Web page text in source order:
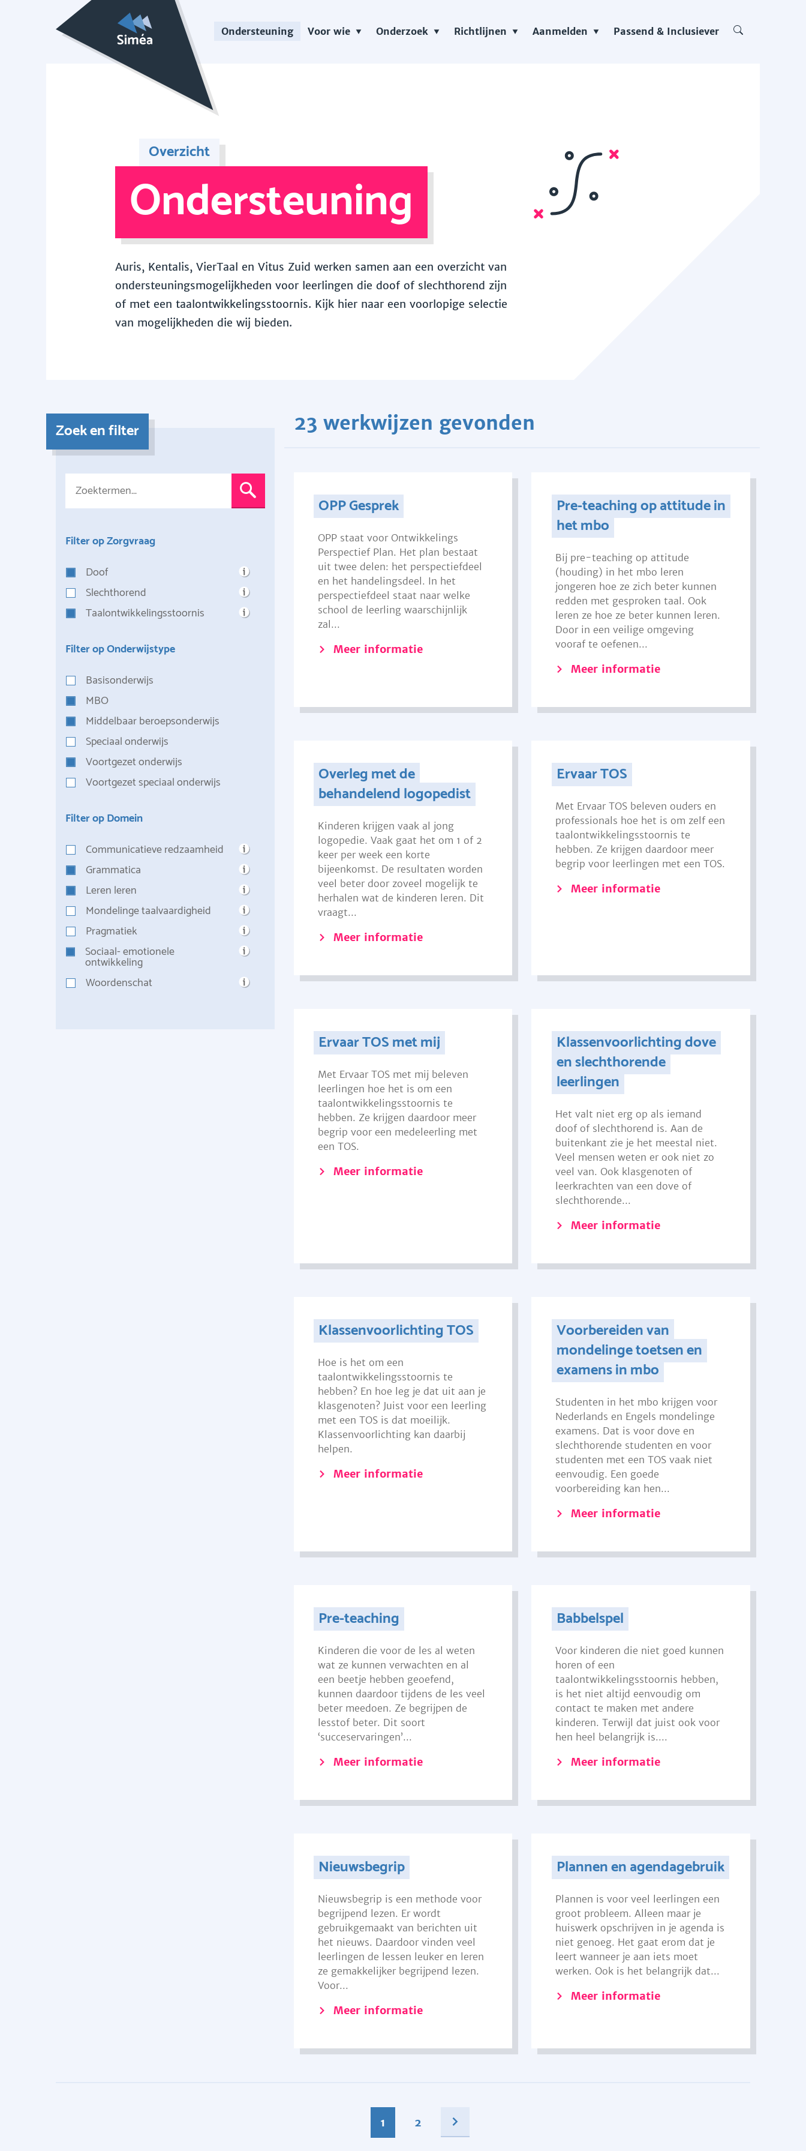
Ondersteuning Voor wie Onderzoek Richtlijnen Aanmelden Passend & Inclusiever
Overzicht
Ondersteuning
Auris, Kentalis, VierTaal en Vitus Zuid werken samen aan een overzicht van
ondersteuningsmogelijkheden voor leerlingen die doof of slechthorend zijn
of met een taalontwikkelingsstoornis. Kijk hier naar een voorlopige selectie
van mogelijkheden die wij bieden.
Zoek en filter
Filter op Zorgvraag
Doof
Slechthorend
Taalontwikkelingsstoornis
Filter op Onderwijstype
Basisonderwijs
MBO
Middelbaar beroepsonderwijs
Speciaal onderwijs
Voortgezet onderwijs
Voortgezet speciaal onderwijs
Filter op Domein
Communicatieve redzaamheid
Grammatica
Leren leren
Mondelinge taalvaardigheid
Pragmatiek
Sociaal- emotionele
ontwikkeling
Woordenschat
23 werkwijzen gevonden
OPP Gesprek
OPP staat voor Ontwikkelings
Perspectief Plan. Het plan bestaat
uit twee delen: het perspectiefdeel
en het handelingsdeel. In het
perspectiefdeel staat naar welke
school de leerling waarschijnlijk
zal...
Meer informatie
Pre-teaching op attitude in
het mbo
Bij pre-teaching op attitude
(houding) in het mbo leren
jongeren hoe ze zich beter kunnen
redden met gesproken taal. Ook
leren ze hoe ze beter kunnen leren.
Door in een veilige omgeving
vooraf te oefenen...
Meer informatie
Overleg met de
behandelend logopedist
Kinderen krijgen vaak al jong
logopedie. Vaak gaat het om 1 of 2
keer per week een korte
bijeenkomst. De resultaten worden
veel beter door zoveel mogelijk te
herhalen wat de kinderen leren. Dit
vraagt...
Meer informatie
Ervaar TOS
Met Ervaar TOS beleven ouders en
professionals hoe het is om zelf een
taalontwikkelingsstoornis te
hebben. Ze krijgen daardoor meer
begrip voor leerlingen met een TOS.
Meer informatie
Ervaar TOS met mij
Met Ervaar TOS met mij beleven
leerlingen hoe het is om een
taalontwikkelingsstoornis te
hebben. Ze krijgen daardoor meer
begrip voor een medeleerling met
een TOS.
Meer informatie
Klassenvoorlichting dove
en slechthorende
leerlingen
Het valt niet erg op als iemand
doof of slechthorend is. Aan de
buitenkant zie je het meestal niet.
Veel mensen weten er ook niet zo
veel van. Ook klasgenoten of
leerkrachten van een dove of
slechthorende...
Meer informatie
Klassenvoorlichting TOS
Hoe is het om een
taalontwikkelingsstoornis te
hebben? En hoe leg je dat uit aan je
klasgenoten? Juist voor een leerling
met een TOS is dat moeilijk.
Klassenvoorlichting kan daarbij
helpen.
Meer informatie
Voorbereiden van
mondelinge toetsen en
examens in mbo
Studenten in het mbo krijgen voor
Nederlands en Engels mondelinge
examens. Dat is voor dove en
slechthorende studenten en voor
studenten met een TOS vaak niet
eenvoudig. Een goede
voorbereiding kan hen...
Meer informatie
Pre-teaching
Kinderen die voor de les al weten
wat ze kunnen verwachten en al
een beetje hebben geoefend,
kunnen daardoor tijdens de les veel
beter meedoen. Ze begrijpen de
lesstof beter. Dit soort
‘succeservaringen’...
Meer informatie
Babbelspel
Voor kinderen die niet goed kunnen
horen of een
taalontwikkelingsstoornis hebben,
is het niet altijd eenvoudig om
contact te maken met andere
kinderen. Terwijl dat juist ook voor
hen heel belangrijk is....
Meer informatie
Nieuwsbegrip
Nieuwsbegrip is een methode voor
begrijpend lezen. Er wordt
gebruikgemaakt van berichten uit
het nieuws. Daardoor vinden veel
leerlingen de lessen leuker en leren
ze gemakkelijker begrijpend lezen.
Voor...
Meer informatie
Plannen en agendagebruik
Plannen is voor veel leerlingen een
groot probleem. Alleen maar je
huiswerk opschrijven in je agenda is
niet genoeg. Het gaat erom dat je
leert wanneer je aan iets moet
werken. Ook is het belangrijk dat...
Meer informatie
1 2